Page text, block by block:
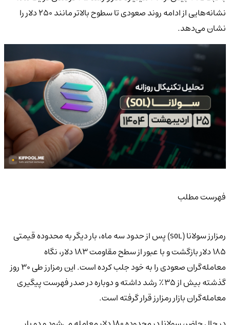
نشانه‌هایی از ادامه روند صعودی تا سطوح بالاتر مانند ۲۵۰ دلار را
نشان می‌دهد.
فهرست مطلب
رمزارز سولانا ( SOL) پس از حدود سه ماه، بار دیگر به محدوده قیمتی
۱۸۵ دلار بازگشت و با عبور از سطح مقاومت ۱۸۳ دلار، نگاه
معامله‌گران صعودی را به خود جلب کرده است. این رمزارز طی ۳۰ روز
گذشته بیش از ۳۵٪ رشد داشته و دوباره در صدر فهرست پیگیری
معامله‌گران بازار رمزارز قرار گرفته است.